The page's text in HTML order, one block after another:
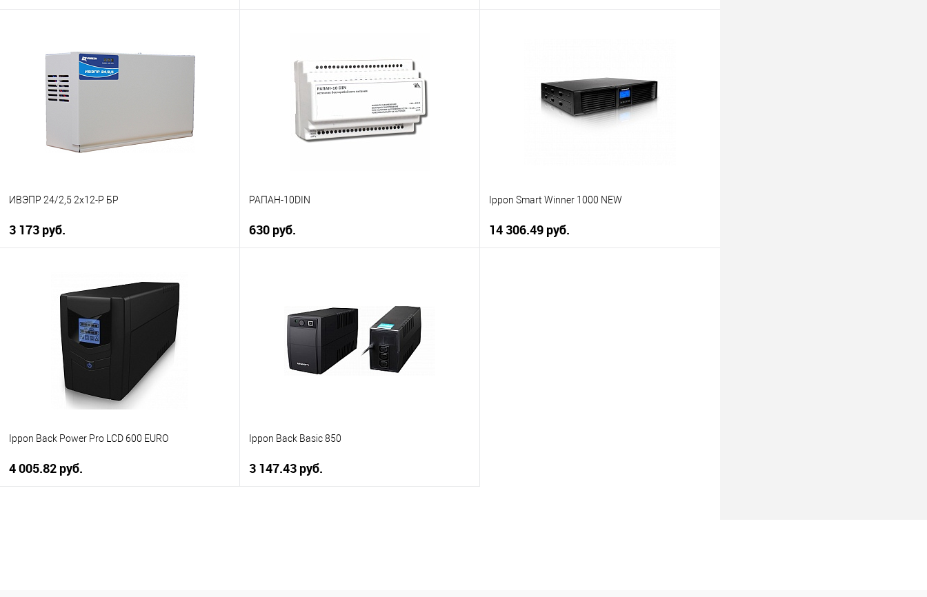
Купить в 1 клик
К сравнению
В избранное
Купить в 1 клик
К сравнению
В избранное
В наличии
В избранное
В наличии
ИВЭПР 24/2,5 2x12-Р БР
3 173 руб.
Купить в 1 клик
К сравнению
В избранное
В наличии
РАПАН-10DIN
630 руб.
К сравнению
В избранное
В наличии
Ippon Smart Winner 1000 NEW
14 306.49 руб.
Ippon Back Power Pro LCD 600 EURO
4 005.82 руб.
Ippon Back Basic 850
3 147.43 руб.